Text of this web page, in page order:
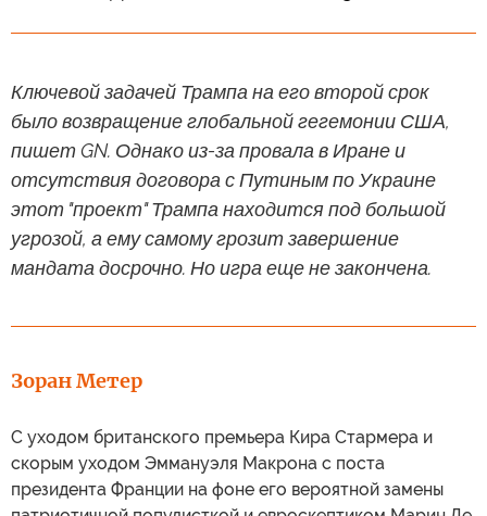
Ключевой задачей Трампа на его второй срок
было возвращение глобальной гегемонии США,
пишет GN. Однако из-за провала в Иране и
отсутствия договора с Путиным по Украине
этот "проект" Трампа находится под большой
угрозой, а ему самому грозит завершение
мандата досрочно. Но игра еще не закончена.
Зоран Метер
С уходом британского премьера Кира Стармера и
скорым уходом Эммануэля Макрона с поста
президента Франции на фоне его вероятной замены